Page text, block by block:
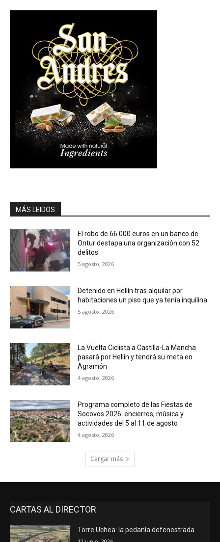
MÁS LEIDOS
El robo de 66.000 euros en un banco de
Ontur destapa una organización con 52
delitos
5 agosto, 2026
Detenido en Hellín tras alquilar por
habitaciones un piso que ya tenía inquilina
5 agosto, 2026
La Vuelta Ciclista a Castilla-La Mancha
pasará por Hellín y tendrá su meta en
Agramón
4 agosto, 2026
Programa completo de las Fiestas de
Socovos 2026: encierros, música y
actividades del 5 al 11 de agosto
4 agosto, 2026
Cargar más
CARTAS AL DIRECTOR
Torre Uchea: la pedanía defenestrada